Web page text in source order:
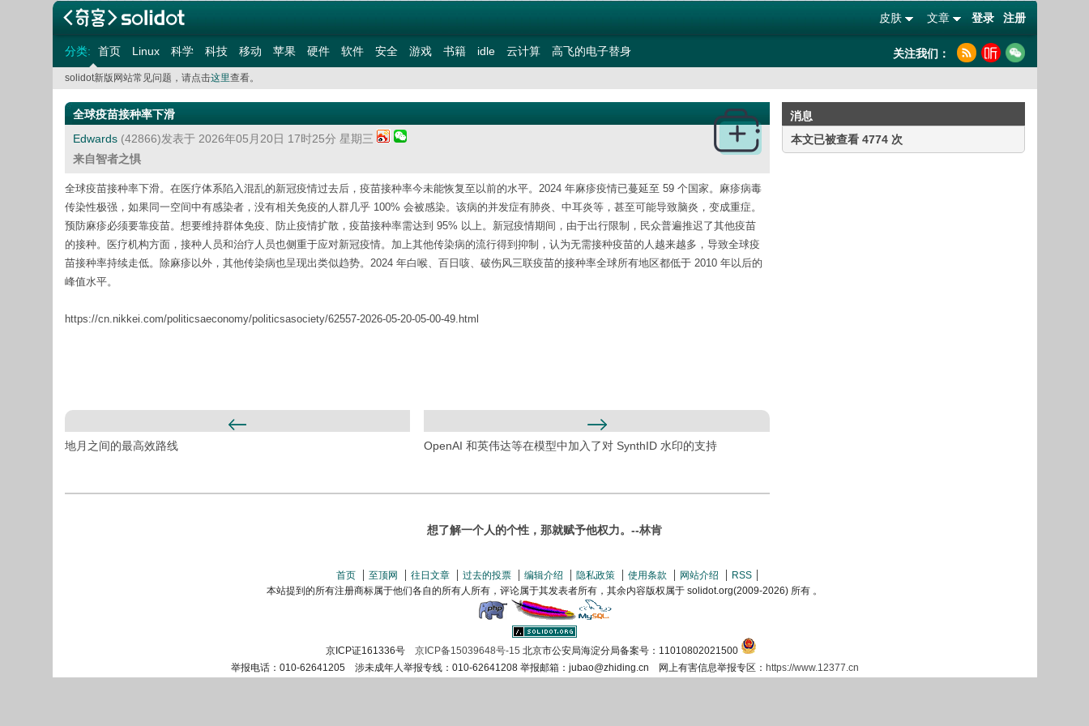
登录 注册
文章
皮肤
分类: 首页 Linux 科学 科技 移动 苹果 硬件 软件 安全 游戏 书籍 idle 云计算 高飞的电子替身 关注我们：
solidot新版网站常见问题，请点击这里查看。
消息
本文已被查看 4774 次
全球疫苗接种率下滑
Edwards(42866)发表于 2026年05月20日 17时25分 星期三
来自智者之惧
全球疫苗接种率下滑。在医疗体系陷入混乱的新冠疫情过去后，疫苗接种率今未能恢复至以前的水平。2024 年麻疹疫情已蔓延至 59 个国家。麻疹病毒
传染性极强，如果同一空间中有感染者，没有相关免疫的人群几乎 100% 会被感染。该病的并发症有肺炎、中耳炎等，甚至可能导致脑炎，变成重症。
预防麻疹必须要靠疫苗。想要维持群体免疫、防止疫情扩散，疫苗接种率需达到 95% 以上。新冠疫情期间，由于出行限制，民众普遍推迟了其他疫苗
的接种。医疗机构方面，接种人员和治疗人员也侧重于应对新冠疫情。加上其他传染病的流行得到抑制，认为无需接种疫苗的人越来越多，导致全球疫
苗接种率持续走低。除麻疹以外，其他传染病也呈现出类似趋势。2024 年白喉、百日咳、破伤风三联疫苗的接种率全球所有地区都低于 2010 年以后的
峰值水平。
https://cn.nikkei.com/politicsaeconomy/politicsasociety/62557-2026-05-20-05-00-49.html
地月之间的最高效路线 OpenAI 和英伟达等在模型中加入了对 SynthID 水印的支持
想了解一个人的个性，那就赋予他权力。--林肯
首页 至顶网 往日文章 过去的投票 编辑介绍 隐私政策 使用条款 网站介绍
RSS
本站提到的所有注册商标属于他们各自的所有人所有，评论属于其发表者所有，其余内容版权属于 solidot.org(2009-2026) 所有 。
京ICP证161336号 京ICP备15039648号-15 北京市公安局海淀分局备案号：11010802021500
举报电话：010-62641205 涉未成年人举报专线：010-62641208 举报邮箱：jubao@zhiding.cn 网上有害信息举报专区： https://www.12377.cn